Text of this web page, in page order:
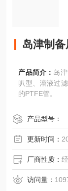
岛津制
产品简介： 岛
叭型、溶液过
的PTFE管。
产品型号：
更新时间：
厂商性质：
访问量：